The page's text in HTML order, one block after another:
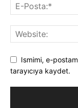
Ismimi, e-
tarayıcıya kaydet.